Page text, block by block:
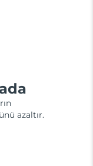
azaltır.